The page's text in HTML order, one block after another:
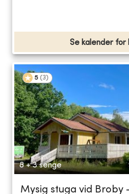
Se kalender for
5 (3)
8 + 3 senge
Mysig stuga vid Broby